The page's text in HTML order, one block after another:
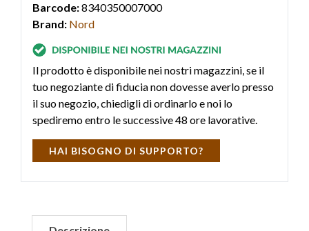
Barcode:8340350007000
Brand: Nord
Il prodotto è disponibile nei nostri magazzini, se il
tuo negoziante di fiducia non dovesse averlo presso
il suo negozio, chiedigli di ordinarlo e noi lo
spediremo entro le successive 48 ore lavorative.
HAI BISOGNO DI SUPPORTO?